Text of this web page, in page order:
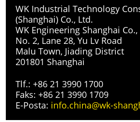
WK Industrial Technology
(Shanghai) Co., Ltd.
WK Engineering Shanghai Co.,
No. 2, Lane 28, Yu Lv Road
Malu Town, Jiading District
201801 Shanghai
Tlf.: +86 21 3990 1700
Faks: +86 21 3990 1709
E-Posta: info.china@wk-